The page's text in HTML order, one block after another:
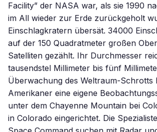
Facility” der NASA war, als sie 1990
im All wieder zur Erde zurückgeholt
Einschlagkratern übersät. 34000
auf der 150 Quadratmeter großen
Satelliten gezählt. Ihr Durchmesser
tausendstel Millimeter bis fünf
Überwachung des Weltraum-Schrotts
Amerikaner eine eigene
unter dem Chayenne Mountain bei
in Colorado eingerichtet. Die